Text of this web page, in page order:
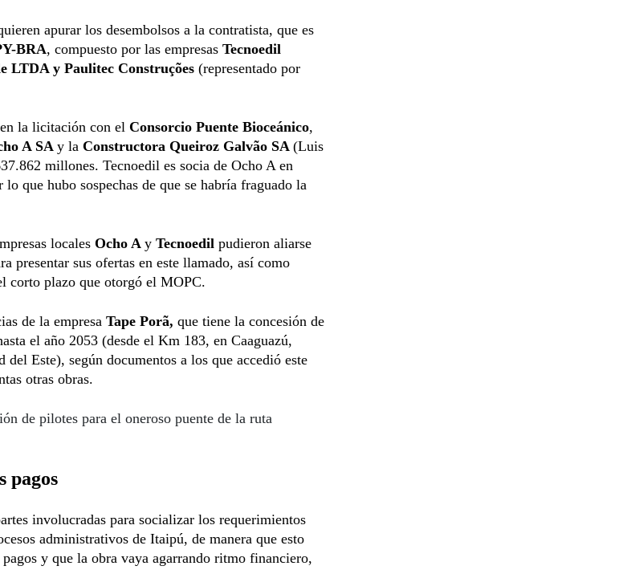
apurar los desembolsos a la contratista, que es
BRA, compuesto por las empresas Tecnoedil
LTDA y Paulitec Construções (representado por
la licitación con el Consorcio Puente Bioceánico,
A SA y la Constructora Queiroz Galvão SA (Luis
millones. Tecnoedil es socia de Ocho A en
que hubo sospechas de que se habría fraguado la
locales Ocho A y Tecnoedil pudieron aliarse
presentar sus ofertas en este llamado, así como
corto plazo que otorgó el MOPC.
de la empresa Tape Porã, que tiene la concesión de
el año 2053 (desde el Km 183, en Caaguazú,
Este), según documentos a los que accedió este
otras obras.
de pilotes para el oneroso puente de la ruta
pagos
involucradas para socializar los requerimientos
administrativos de Itaipú, de manera que esto
y que la obra vaya agarrando ritmo financiero,